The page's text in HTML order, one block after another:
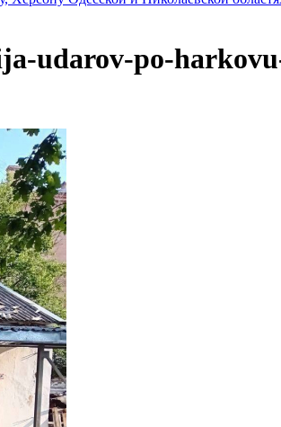
udarov-po-